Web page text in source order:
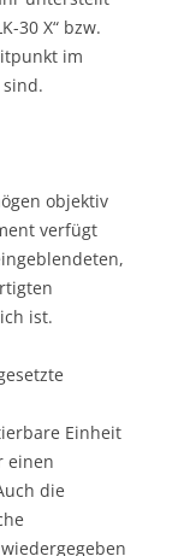
30 X“ bzw.
im
objektiv
verfügt
ist.
Einheit
einen
die